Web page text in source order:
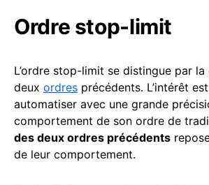
Ordre stop-limit
L’ordre stop-limit se distingue par
deux ordres précédents. L’intérêt
automatiser avec une grande
comportement de son ordre de
des deux ordres précédents
de leur comportement.